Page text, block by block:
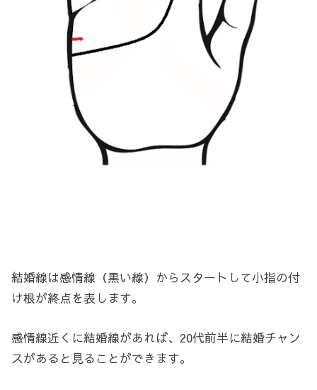
結婚線は感情線（黒い線）からスタートして小指の付
け根が終点を表します。
感情線近くに結婚線があれば、20代前半に結婚チャン
スがあると見ることができます。